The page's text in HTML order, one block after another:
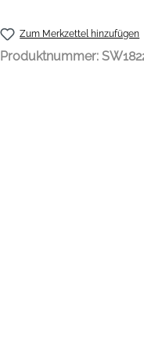
Zum Merkzettel hinzufügen
Produktnummer: